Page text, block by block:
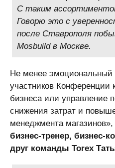
С таким
Говорю это с
после Ставрополя
Mosbuild в Москве.
Не менее эмоциональный
участников Конференции
бизнеса или управление
снижения затрат и
менеджмента магазинов»,
бизнес-тренер, бизнес-
друг команды Torex